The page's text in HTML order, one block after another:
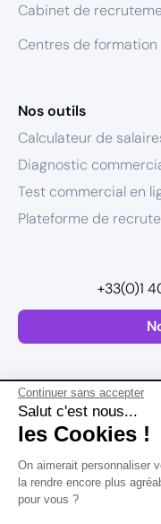
Continuer sans accepter
Salut c'est nous...
les Cookies !
On aimerait personnaliser
la rendre encore plus
pour vous ?
Cabinet de
Centres de formation
Nos outils
Calculateur de
Diagnostic
Test commercial en
Plateforme de
+33(0)1